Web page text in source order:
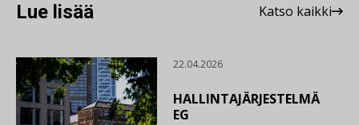
Lue lisää Katso kaikki
22.04.2026
HALLINTAJÄRJESTELMÄ
EG